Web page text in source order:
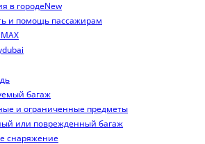
в городеNew
и помощь пассажирам
багаж
и ограниченные предметы
или поврежденный багаж
снаряжение